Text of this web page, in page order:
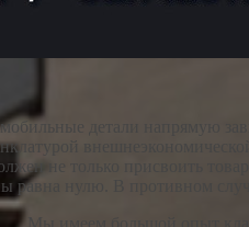
детали напрямую
не только присвоить
равна нулю. В противном